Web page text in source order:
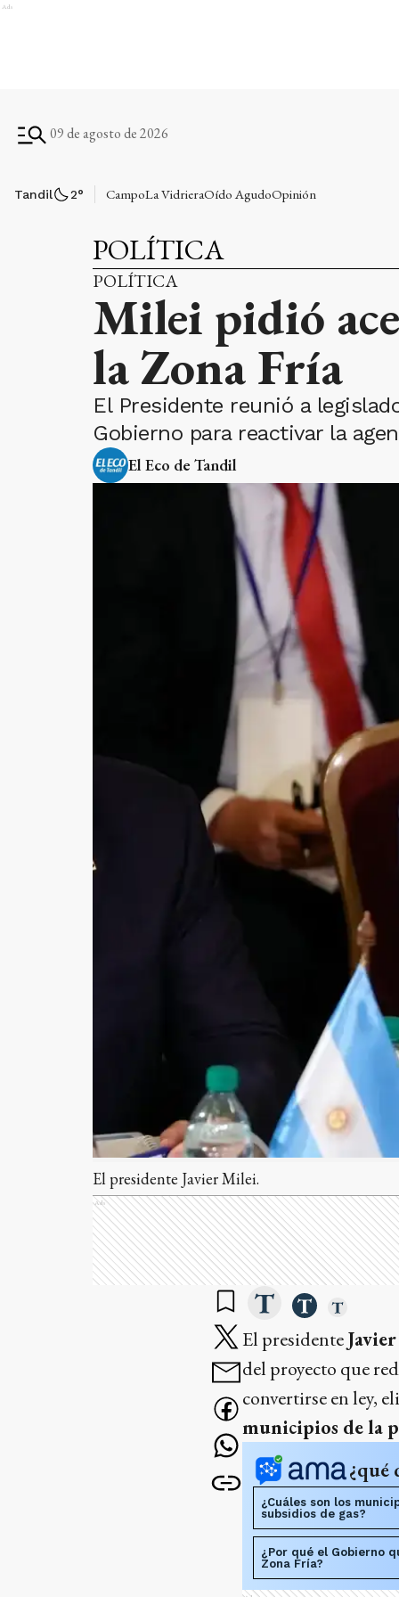
Ads
09 de agosto de 2026
Tandil 2° CampoLa VidrieraOído AgudoOpinión
POLÍTICA
POLÍTICA
Milei pidió
la Zona Fría
El Presidente reunió a
Gobierno para reactivar la
El Eco de Tandil
El presidente Javier Milei.
Ads
El presidente
del proyecto que
convertirse en ley,
municipios de la
¿qué
¿Cuáles son los
subsidios de gas?
¿Por qué el Gobierno
Zona Fría?